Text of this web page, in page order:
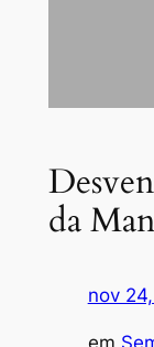
da
nov